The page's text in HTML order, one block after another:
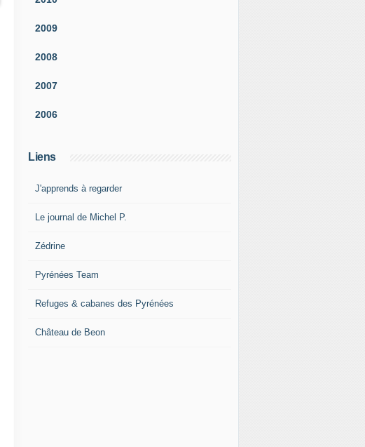
2009
2008
2007
2006
Liens
J'apprends à regarder
Le journal de Michel P.
Zédrine
Pyrénées Team
Refuges & cabanes des Pyrénées
Château de Beon